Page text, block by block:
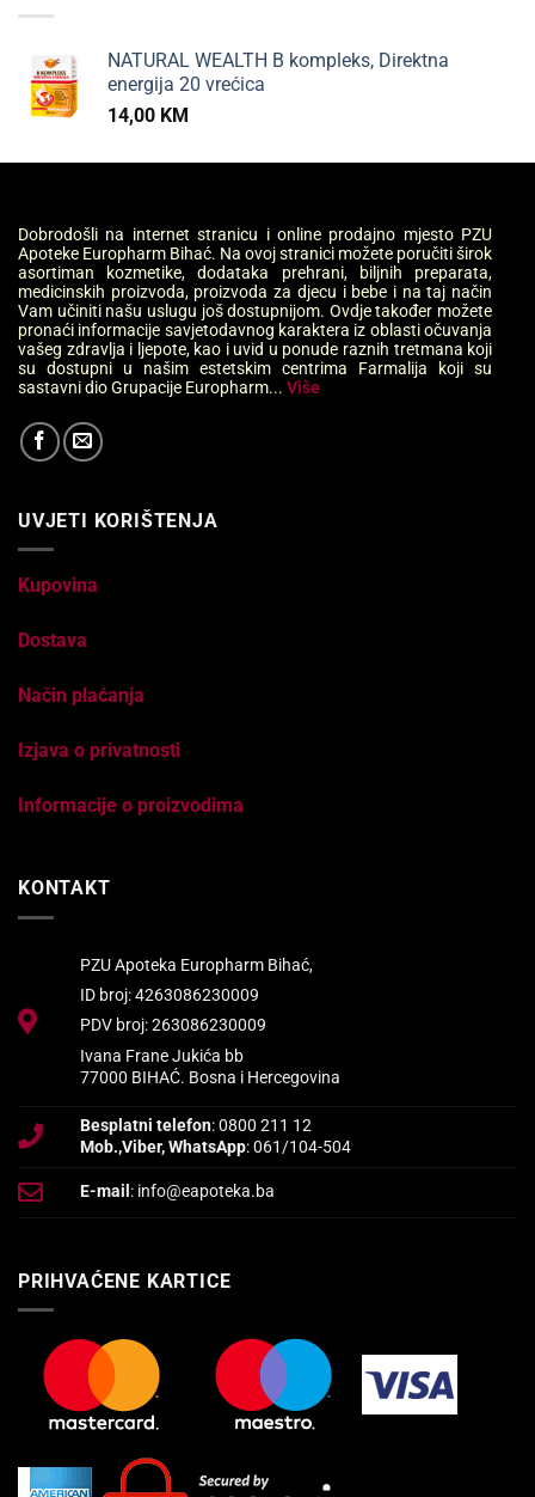
NATURAL WEALTH B kompleks, Direktna
energija 20 vrećica
14,00 KM
Dobrodošli na internet stranicu i online prodajno mjesto PZU
Apoteke Europharm Bihać. Na ovoj stranici možete poručiti širok
asortiman kozmetike, dodataka prehrani, biljnih preparata,
medicinskih proizvoda, proizvoda za djecu i bebe i na taj način
Vam učiniti našu uslugu još dostupnijom. Ovdje također možete
pronaći informacije savjetodavnog karaktera iz oblasti očuvanja
vašeg zdravlja i ljepote, kao i uvid u ponude raznih tretmana koji
su dostupni u našim estetskim centrima Farmalija koji su
sastavni dio Grupacije Europharm... Više
UVJETI KORIŠTENJA
Kupovina
Dostava
Način plaćanja
Izjava o privatnosti
Informacije o proizvodima
KONTAKT
PZU Apoteka Europharm Bihać,
ID broj: 4263086230009
PDV broj: 263086230009
Ivana Frane Jukića bb
77000 BIHAĆ. Bosna i Hercegovina
Besplatni telefon: 0800 211 12
Mob.,Viber, WhatsApp: 061/104-504
E-mail : info@eapoteka.ba
PRIHVAĆENE KARTICE